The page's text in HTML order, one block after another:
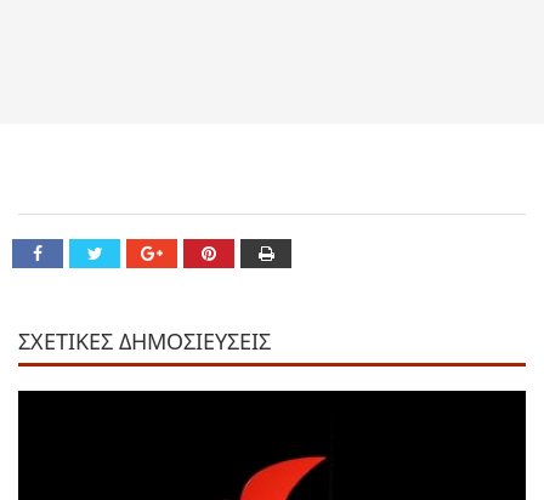
ΣΧΕΤΙΚΕΣ ΔΗΜΟΣΙΕΥΣΕΙΣ